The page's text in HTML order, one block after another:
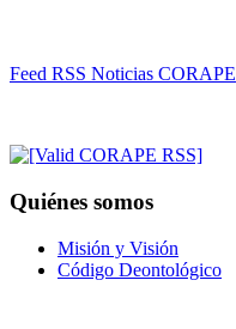
Feed RSS Noticias CORAPE
Quiénes somos
Misión y Visión
Código Deontológico